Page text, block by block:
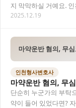
지 막막하실 거예요.
대응을 통해 혐의를 벗
2025.12.19
마약운반 혐의, 무
인천형사변호사
마약운반 혐의, 무
단순히 누군가의 부탁
약이 들어 있었다면?